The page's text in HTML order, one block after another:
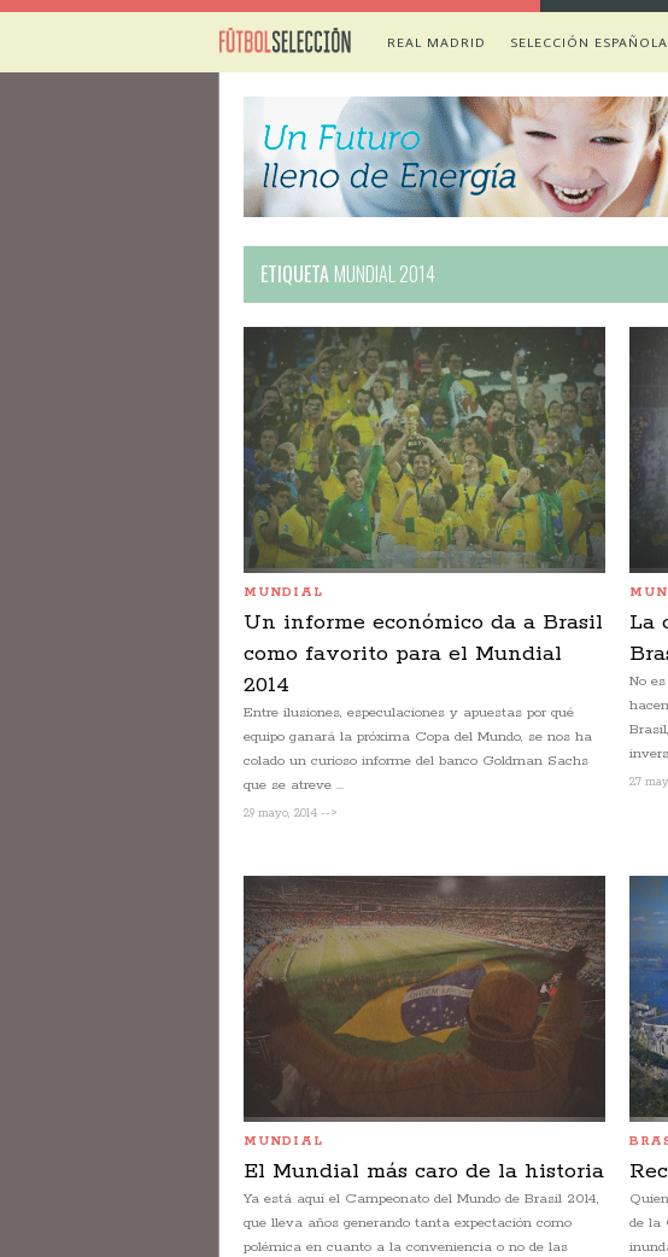
REAL MADRID SELECCIÓN ESPAÑOLA
ETIQUETA MUNDIAL 2014
MUNDIAL
Un informe económico da a Brasil
como favorito para el Mundial
2014
Entre ilusiones, especulaciones y apuestas por qué
equipo ganará la próxima Copa del Mundo, se nos ha
colado un curioso informe del banco Goldman Sachs
que se atreve ...
29 mayo, 2014 -->
La
No
27
MUNDIAL
El Mundial más caro de la historia
Ya está aquí el Campeonato del Mundo de Brasil 2014,
que lleva años generando tanta expectación como
polémica en cuanto a la conveniencia o no de las
de la